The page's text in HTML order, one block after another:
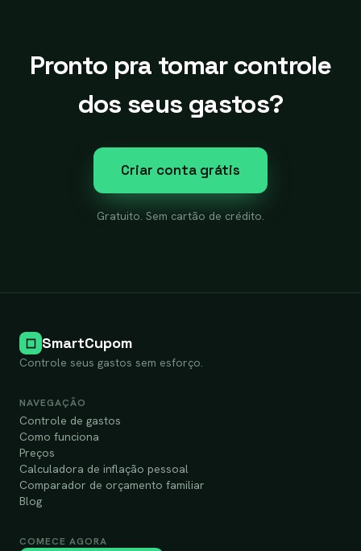
Pronto pra tomar controle
dos seus gastos?
Criar conta grátis
Gratuito. Sem cartão de crédito.
SmartCupom
Controle seus gastos sem esforço.
NAVEGAÇÃO
Controle de gastos
Como funciona
Preços
Calculadora de inflação pessoal
Comparador de orçamento familiar
Blog
COMECE AGORA